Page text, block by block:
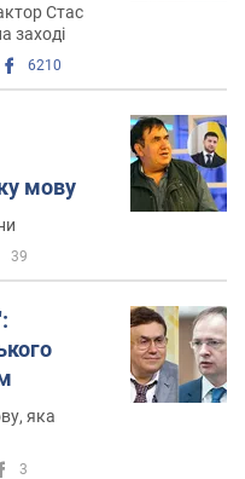
Стас
заході
6210
мову
39
яка
3